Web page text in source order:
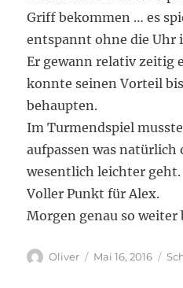
Griff bekommen … es
entspannt ohne die Uhr
Er gewann relativ zeitig
konnte seinen Vorteil
behaupten.
Im Turmendspiel
aufpassen was natürlich
wesentlich leichter geht.
Voller Punkt für Alex.
Morgen genau so
Autor
Oliver
Veröffentlicht
Mai 16, 2016